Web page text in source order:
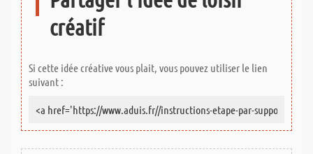
créatif
Si cette idée créative vous plait, vous pouvez utiliser le lien
suivant :